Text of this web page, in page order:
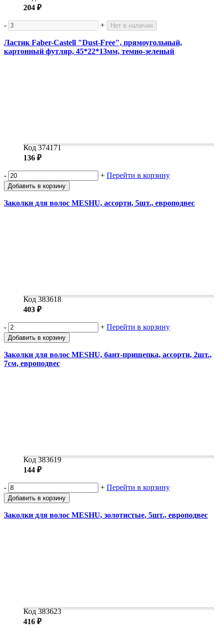
204 ₽
- + Нет в наличии
Ластик Faber-Castell "Dust-Free", прямоугольный,
картонный футляр, 45*22*13мм, темно-зеленый
Код 374171
136 ₽
- + Перейти в корзину
Добавить в корзину
Заколки для волос MESHU, ассорти, 5шт., европодвес
Код 383618
403 ₽
- + Перейти в корзину
Добавить в корзину
Заколки для волос MESHU, бант-прищепка, ассорти, 2шт.,
7см, европодвес
Код 383619
144 ₽
- + Перейти в корзину
Добавить в корзину
Заколки для волос MESHU, золотистые, 5шт., европодвес
Код 383623
416 ₽